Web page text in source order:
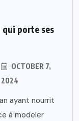
qui porte ses
OCTOBER 7,
2024
ayant nourrit
à modeler